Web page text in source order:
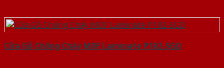
Cửa Gỗ Chống Cháy MDF Laminate P1R2-SGD